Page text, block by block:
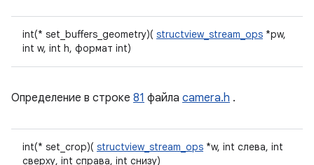
int(* set_buffers_geometry)( structview_stream_ops *pw,
int w, int h, формат int)
Определение в строке 81 файла camera.h .
int(* set_crop)( structview_stream_ops *w, int слева, int
сверху, int справа, int снизу)